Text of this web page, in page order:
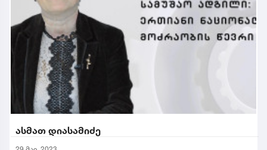
ასმათ დიასამიძე